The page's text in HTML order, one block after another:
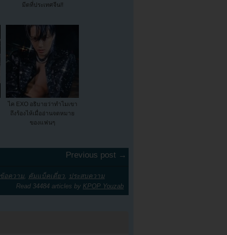
มีตที่ประเทศจีน!!
ไค EXO อธิบายว่าทำไมเขา
ถึงร้องไห้เมื่ออ่านจดหมาย
ของแฟนๆ
Previous post →
ข้อความ คัมแบ็คเดี่ยว
ประสบความ
Read 34484 articles by KPOP Youzab